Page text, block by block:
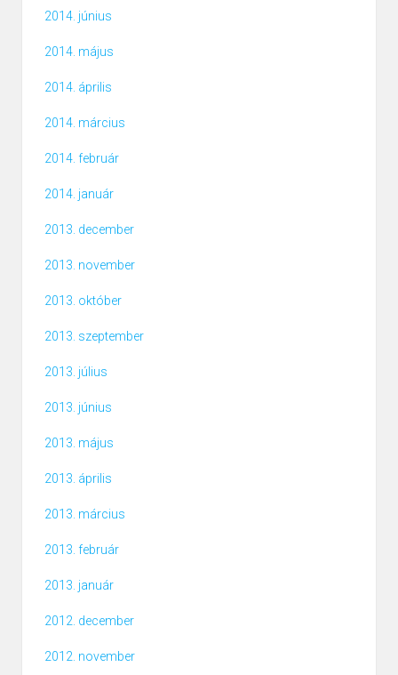
2014. június
2014. május
2014. április
2014. március
2014. február
2014. január
2013. december
2013. november
2013. október
2013. szeptember
2013. július
2013. június
2013. május
2013. április
2013. március
2013. február
2013. január
2012. december
2012. november